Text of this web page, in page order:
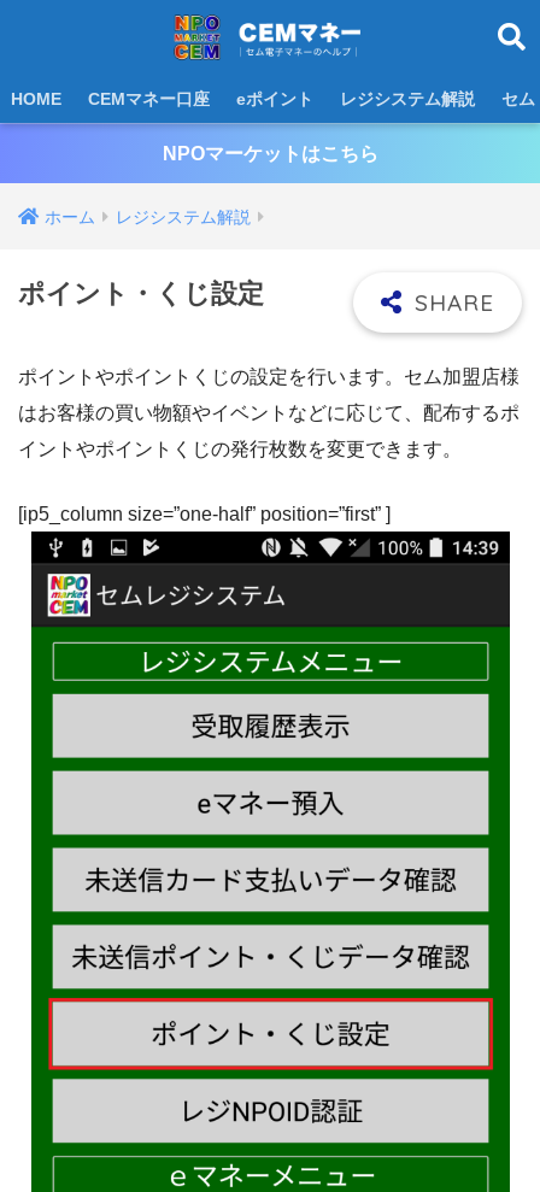
HOME CEMマネー口座 eポイント レジシステム解説 セム
NPOマーケットはこちら
ホーム レジシステム解説
ポイント・くじ設定
ポイントやポイントくじの設定を行います。セム加盟店様
はお客様の買い物額やイベントなどに応じて、配布するポ
イントやポイントくじの発行枚数を変更できます。
[ip5_column size=”one-half” position=”first” ]